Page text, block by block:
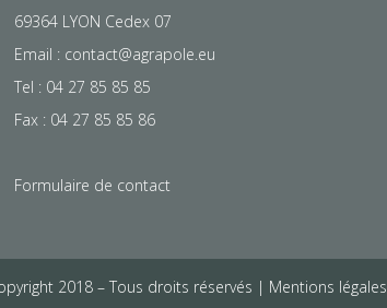
69364 LYON Cedex 07
Email : contact@agrapole.eu
Tel : 04 27 85 85 85
Fax : 04 27 85 85 86
Formulaire de contact
2018 – Tous droits réservés | Mentions légales